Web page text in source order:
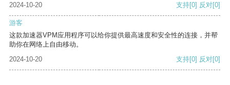
2024-10-20 支持[0] 反对[0]
游客
这款加速器VPM应用程序可以给你提供最高速度和安全性的连接，并帮
助你在网络上自由移动。
2024-10-20
支持[0] 反对[0]